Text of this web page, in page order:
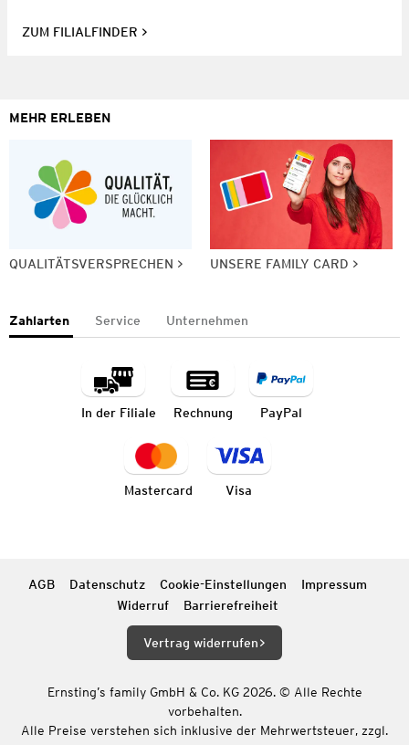
ZUM FILIALFINDER
MEHR ERLEBEN
QUALITÄTSVERSPRECHEN UNSERE FAMILY CARD
Zahlarten Service Unternehmen
In der Filiale Rechnung PayPal
Mastercard Visa
AGB Datenschutz Cookie-Einstellungen
Impressum
Widerruf
Barrierefreiheit
Vertrag widerrufen
Ernsting’s family GmbH & Co. KG 2026. © Alle Rechte
vorbehalten.
Alle Preise verstehen sich inklusive der Mehrwertsteuer, zzgl.